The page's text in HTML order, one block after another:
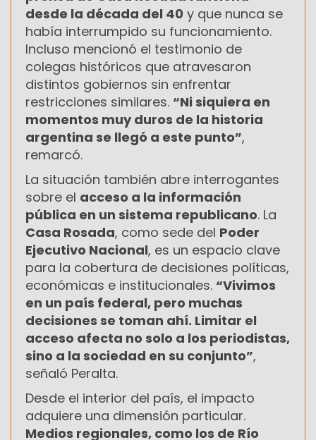
desde la década del 40 y que nunca se
había interrumpido su funcionamiento.
Incluso mencionó el testimonio de
colegas históricos que atravesaron
distintos gobiernos sin enfrentar
restricciones similares. “Ni siquiera en
momentos muy duros de la historia
argentina se llegó a este punto”,
remarcó.
La situación también abre interrogantes
sobre el acceso a la información
pública en un sistema republicano. La
Casa Rosada, como sede del Poder
Ejecutivo Nacional, es un espacio clave
para la cobertura de decisiones políticas,
económicas e institucionales. “Vivimos
en un país federal, pero muchas
decisiones se toman ahí. Limitar el
acceso afecta no solo a los periodistas,
sino a la sociedad en su conjunto”,
señaló Peralta.
Desde el interior del país, el impacto
adquiere una dimensión particular.
Medios regionales, como los de Río